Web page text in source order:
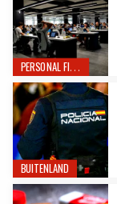
PERSONAL FINANCE
BUITENLAND